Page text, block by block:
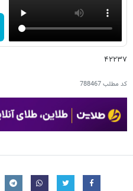
۴۲۲۳۷
کد مطلب788467